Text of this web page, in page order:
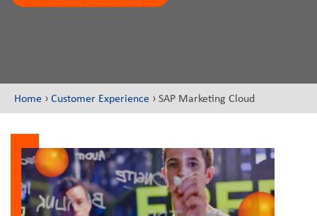
Home › Customer Experience › SAP Marketing Cloud